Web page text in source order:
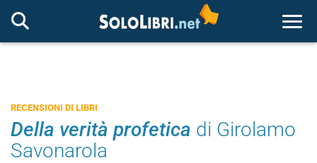
RECENSIONI DI LIBRI
Della verità profetica di Girolamo
Savonarola